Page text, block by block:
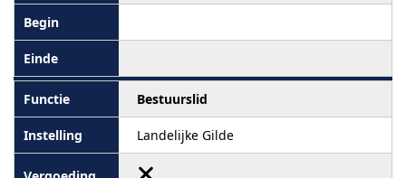
Bestuurslid
Landelijke Gilde